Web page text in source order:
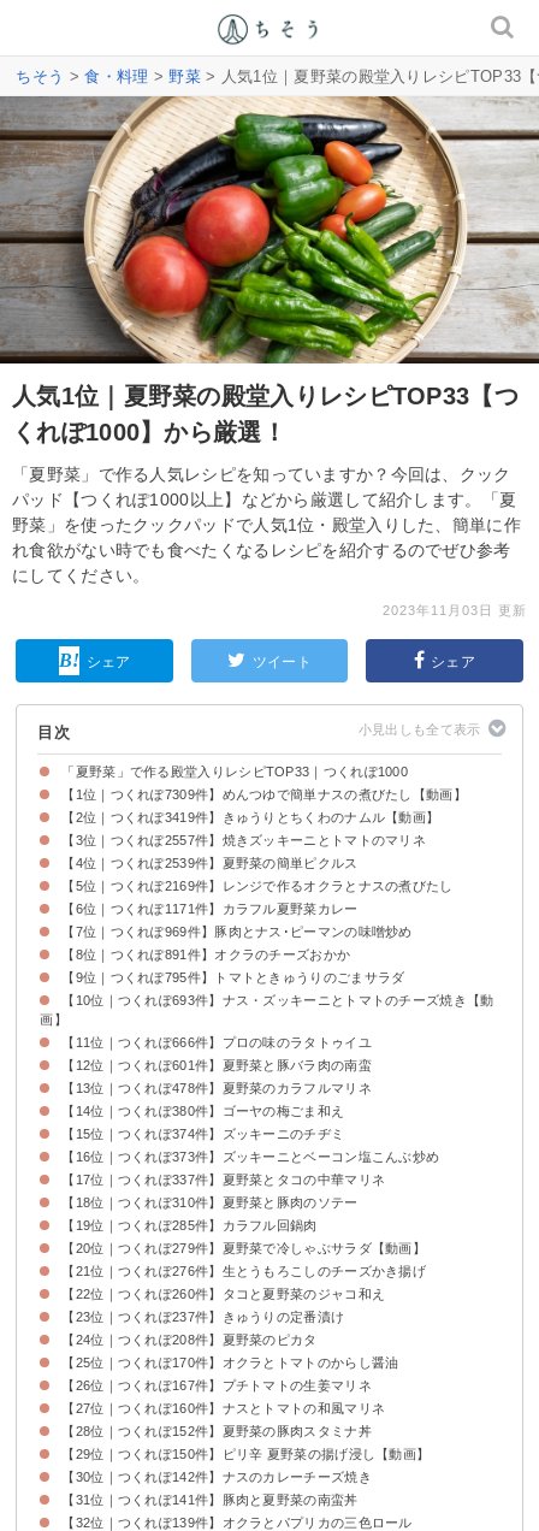
ちそう >食・料理 >野菜> 人気1位｜夏野菜の殿堂入りレシピTOP33
人気1位｜夏野菜の殿堂入りレシピTOP33【つ
くれぽ1000】から厳選！
「夏野菜」で作る人気レシピを知っていますか？今回は、クック
パッド【つくれぽ1000以上】などから厳選して紹介します。「夏
野菜」を使ったクックパッドで人気1位・殿堂入りした、簡単に作
れ食欲がない時でも食べたくなるレシピを紹介するのでぜひ参考
にしてください。
2023年11月03日 更新
シェア ツイート シェア
目次
「夏野菜」で作る殿堂入りレシピTOP33｜つくれぽ1000
【1位｜つくれぽ7309件】めんつゆで簡単ナスの煮びたし【動画】
【2位｜つくれぽ3419件】きゅうりとちくわのナムル【動画】
【3位｜つくれぽ2557件】焼きズッキーニとトマトのマリネ
【4位｜つくれぽ2539件】夏野菜の簡単ピクルス
【5位｜つくれぽ2169件】レンジで作るオクラとナスの煮びたし
【6位｜つくれぽ1171件】カラフル夏野菜カレー
【7位｜つくれぽ969件】豚肉とナス･ピーマンの味噌炒め
【8位｜つくれぽ891件】オクラのチーズおかか
【9位｜つくれぽ795件】トマトときゅうりのごまサラダ
【10位｜つくれぽ693件】ナス・ズッキーニとトマトのチーズ焼き【動
画】
【11位｜つくれぽ666件】プロの味のラタトゥイユ
【12位｜つくれぽ601件】夏野菜と豚バラ肉の南蛮
【13位｜つくれぽ478件】夏野菜のカラフルマリネ
【14位｜つくれぽ380件】ゴーヤの梅ごま和え
【15位｜つくれぽ374件】ズッキーニのチヂミ
【16位｜つくれぽ373件】ズッキーニとベーコン塩こんぶ炒め
【17位｜つくれぽ337件】夏野菜とタコの中華マリネ
【18位｜つくれぽ310件】夏野菜と豚肉のソテー
【19位｜つくれぽ285件】カラフル回鍋肉
【20位｜つくれぽ279件】夏野菜で冷しゃぶサラダ【動画】
【21位｜つくれぽ276件】生とうもろこしのチーズかき揚げ
【22位｜つくれぽ260件】タコと夏野菜のジャコ和え
【23位｜つくれぽ237件】きゅうりの定番漬け
【24位｜つくれぽ208件】夏野菜のピカタ
【25位｜つくれぽ170件】オクラとトマトのからし醤油
【26位｜つくれぽ167件】プチトマトの生姜マリネ
【27位｜つくれぽ160件】ナスとトマトの和風マリネ
【28位｜つくれぽ152件】夏野菜の豚肉スタミナ丼
【29位｜つくれぽ150件】ピリ辛 夏野菜の揚げ浸し【動画】
【30位｜つくれぽ142件】ナスのカレーチーズ焼き
【31位｜つくれぽ141件】豚肉と夏野菜の南蛮丼
【32位｜つくれぽ139件】オクラとパプリカの三色ロール